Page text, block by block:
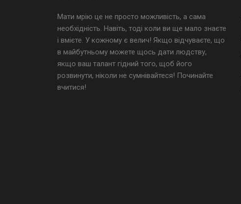
Мати мрію це не просто можливість, а сама
необхідність. Навіть, тоді коли ви ще мало знаєте
і вмієте. У кожному є велич! Якщо відчуваєте, що
в майбутньому можете щось дати людству,
якщо ваш талант гідний того, щоб його
розвинути, ніколи не сумнівайтеся! Починайте
вчитися!